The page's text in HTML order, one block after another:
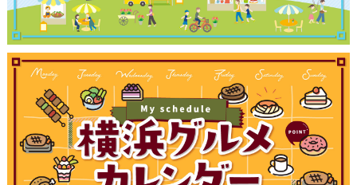
観光ガイド
ランキング